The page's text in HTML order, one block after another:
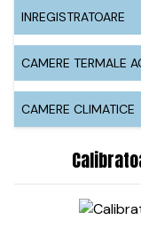
INREGISTRATOARE
CAMERE TERMALE
CAMERE CLIMATICE